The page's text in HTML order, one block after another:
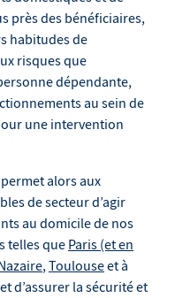
près des bénéficiaires,
habitudes de
risques que
dépendante,
au sein de
une intervention
alors aux
de secteur d’agir
au domicile de nos
telles que Paris (et en
,Toulouseet à
d’assurer la sécurité et